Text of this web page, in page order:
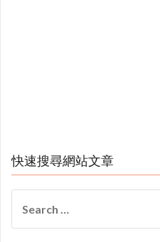
快速搜尋網站文章
for: